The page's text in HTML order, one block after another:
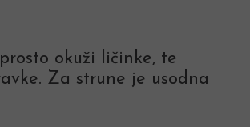
okuži ličinke, te
Za strune je usodna